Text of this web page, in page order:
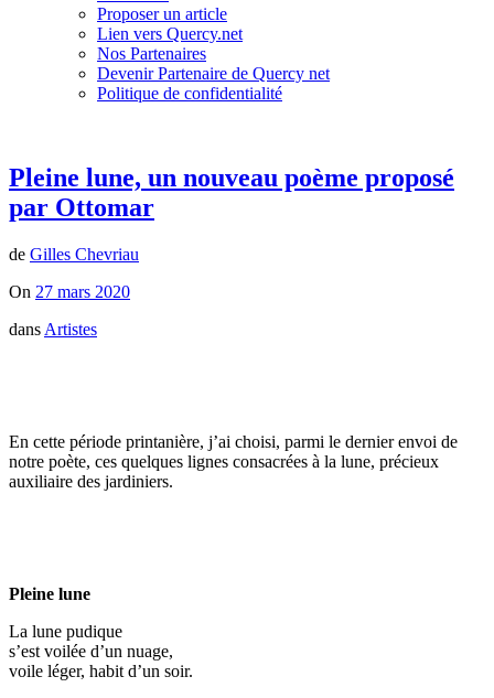
Proposer un article
Lien vers Quercy.net
Nos Partenaires
Devenir Partenaire de Quercy net
Politique de confidentialité
Pleine lune, un nouveau poème proposé
par Ottomar
de Gilles Chevriau
On 27 mars 2020
dans Artistes
En cette période printanière, j’ai choisi, parmi le dernier envoi de
notre poète, ces quelques lignes consacrées à la lune, précieux
auxiliaire des jardiniers.
Pleine lune
La lune pudique
s’est voilée d’un nuage,
voile léger, habit d’un soir.